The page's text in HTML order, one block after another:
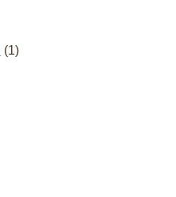
(1)